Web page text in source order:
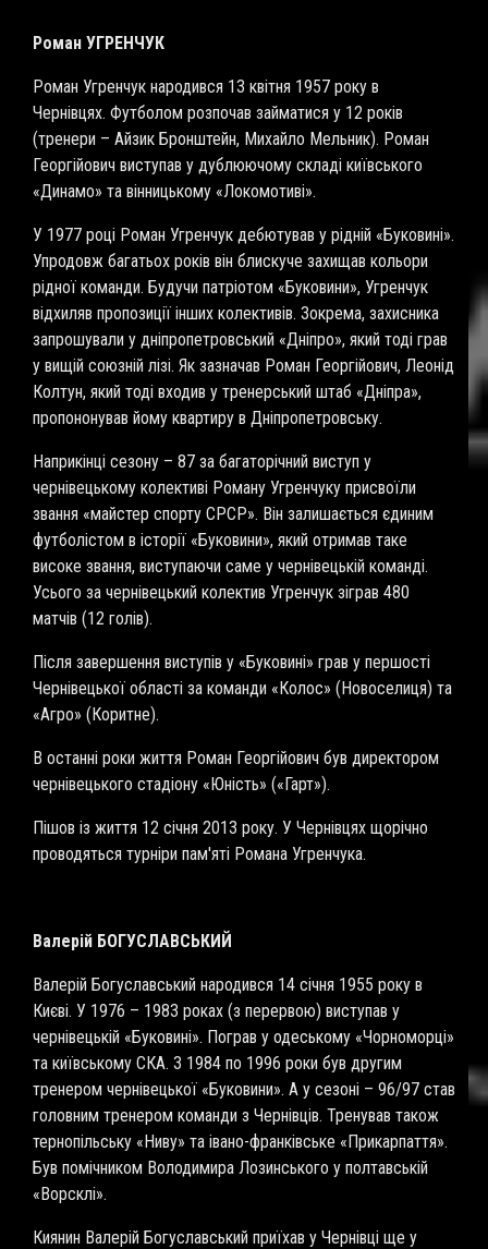
Роман УГРЕНЧУК
Роман Угренчук народився 13 квітня 1957 року в
Чернівцях. Футболом розпочав займатися у 12 років
(тренери – Айзик Бронштейн, Михайло Мельник). Роман
Георгійович виступав у дублюючому складі київського
«Динамо» та вінницькому «Локомотиві».
У 1977 році Роман Угренчук дебютував у рідній «Буковині».
Упродовж багатьох років він блискуче захищав кольори
рідної команди. Будучи патріотом «Буковини», Угренчук
відхиляв пропозиції інших колективів. Зокрема, захисника
запрошували у дніпропетровський «Дніпро», який тоді грав
у вищій союзній лізі. Як зазначав Роман Георгійович, Леонід
Колтун, який тоді входив у тренерський штаб «Дніпра»,
пропононував йому квартиру в Дніпропетровську.
Наприкінці сезону – 87 за багаторічний виступ у
чернівецькому колективі Роману Угренчуку присвоїли
звання «майстер спорту СРСР». Він залишається єдиним
футболістом в історії «Буковини», який отримав таке
високе звання, виступаючи саме у чернівецькій команді.
Усього за чернівецький колектив Угренчук зіграв 480
матчів (12 голів).
Після завершення виступів у «Буковині» грав у першості
Чернівецької області за команди «Колос» (Новоселиця) та
«Агро» (Коритне).
В останні роки життя Роман Георгійович був директором
чернівецького стадіону «Юність» («Гарт»).
Пішов із життя 12 січня 2013 року. У Чернівцях щорічно
проводяться турніри пам'яті Романа Угренчука.
Валерій БОГУСЛАВСЬКИЙ
Валерій Богуславський народився 14 січня 1955 року в
Києві. У 1976 – 1983 роках (з перервою) виступав у
чернівецькій «Буковині». Пограв у одеському «Чорноморці»
та київському СКА. З 1984 по 1996 роки був другим
тренером чернівецької «Буковини». А у сезоні – 96/97 став
головним тренером команди з Чернівців. Тренував також
тернопільську «Ниву» та івано-франківське «Прикарпаття».
Був помічником Володимира Лозинського у полтавській
«Ворсклі».
Киянин Валерій Богуславський приїхав у Чернівці ще у